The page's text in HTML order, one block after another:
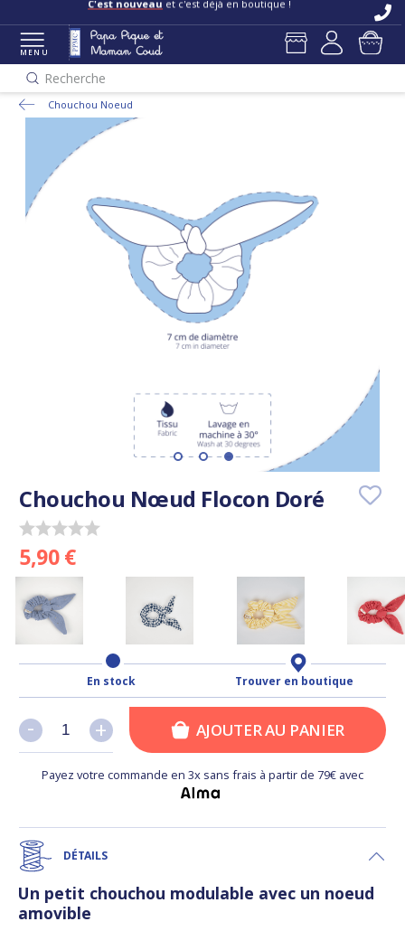
C'est nouveau et c'est déjà en boutique !
MENU
Recherche
Chouchou Noeud
Chouchou Nœud Flocon Doré
5,90 €
En stock Trouver en boutique
+
- +
- AJOUTER AU PANIER
Payez votre commande en 3x sans frais à partir de 79€ avec
DÉTAILS
Un petit chouchou modulable avec un noeud
amovible